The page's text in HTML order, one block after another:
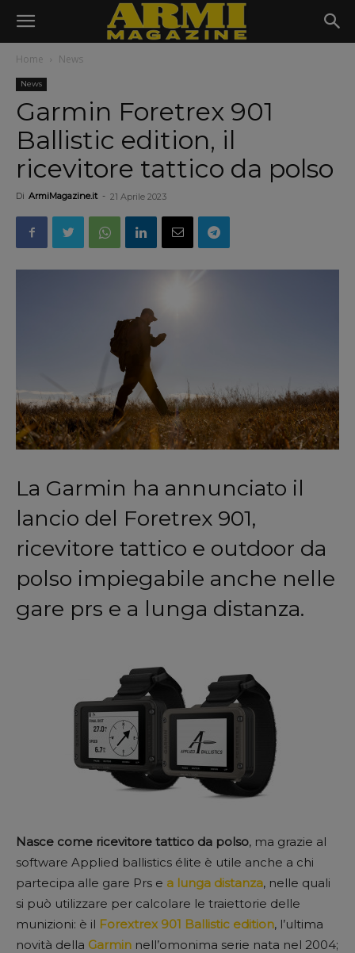
Home News
News
Garmin Foretrex 901
Ballistic edition, il
ricevitore tattico da polso
Di ArmiMagazine.it - 21 Aprile 2023
La Garmin ha annunciato il
lancio del Foretrex 901,
ricevitore tattico e outdoor da
polso impiegabile anche nelle
gare prs e a lunga distanza.
Nasce come ricevitore tattico da polso, ma grazie al
software Applied ballistics élite è utile anche a chi
partecipa alle gare Prs e a lunga distanza, nelle quali
si può utilizzare per calcolare le traiettorie delle
munizioni: è il Forextrex 901 Ballistic edition, l’ultima
novità della Garmin nell’omonima serie nata nel 2004;